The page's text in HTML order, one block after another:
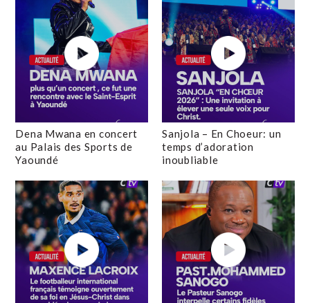
Dena Mwana en concert
au Palais des Sports de
Yaoundé
Sanjola – En Choeur: un
temps d’adoration
inoubliable